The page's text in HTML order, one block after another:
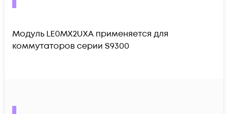
Модуль LE0MX2UXA применяется для
коммутаторов серии S9300